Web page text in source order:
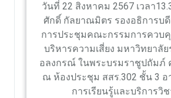
วันที่ 22 สิงหาคม 2567 เวลา
ศักดิ์ กัลยาณมิตร รองอธิการบ
การประชุมคณะกรรมการควบ
บริหารความเสี่ยง มหาวิทยาลั
อลงกรณ์ ในพระบรมราชูปถัมภ์
ณ ห้องประชุม สสร.302 ชั้น 3 อ
การเรียนรู้และบริการวิ